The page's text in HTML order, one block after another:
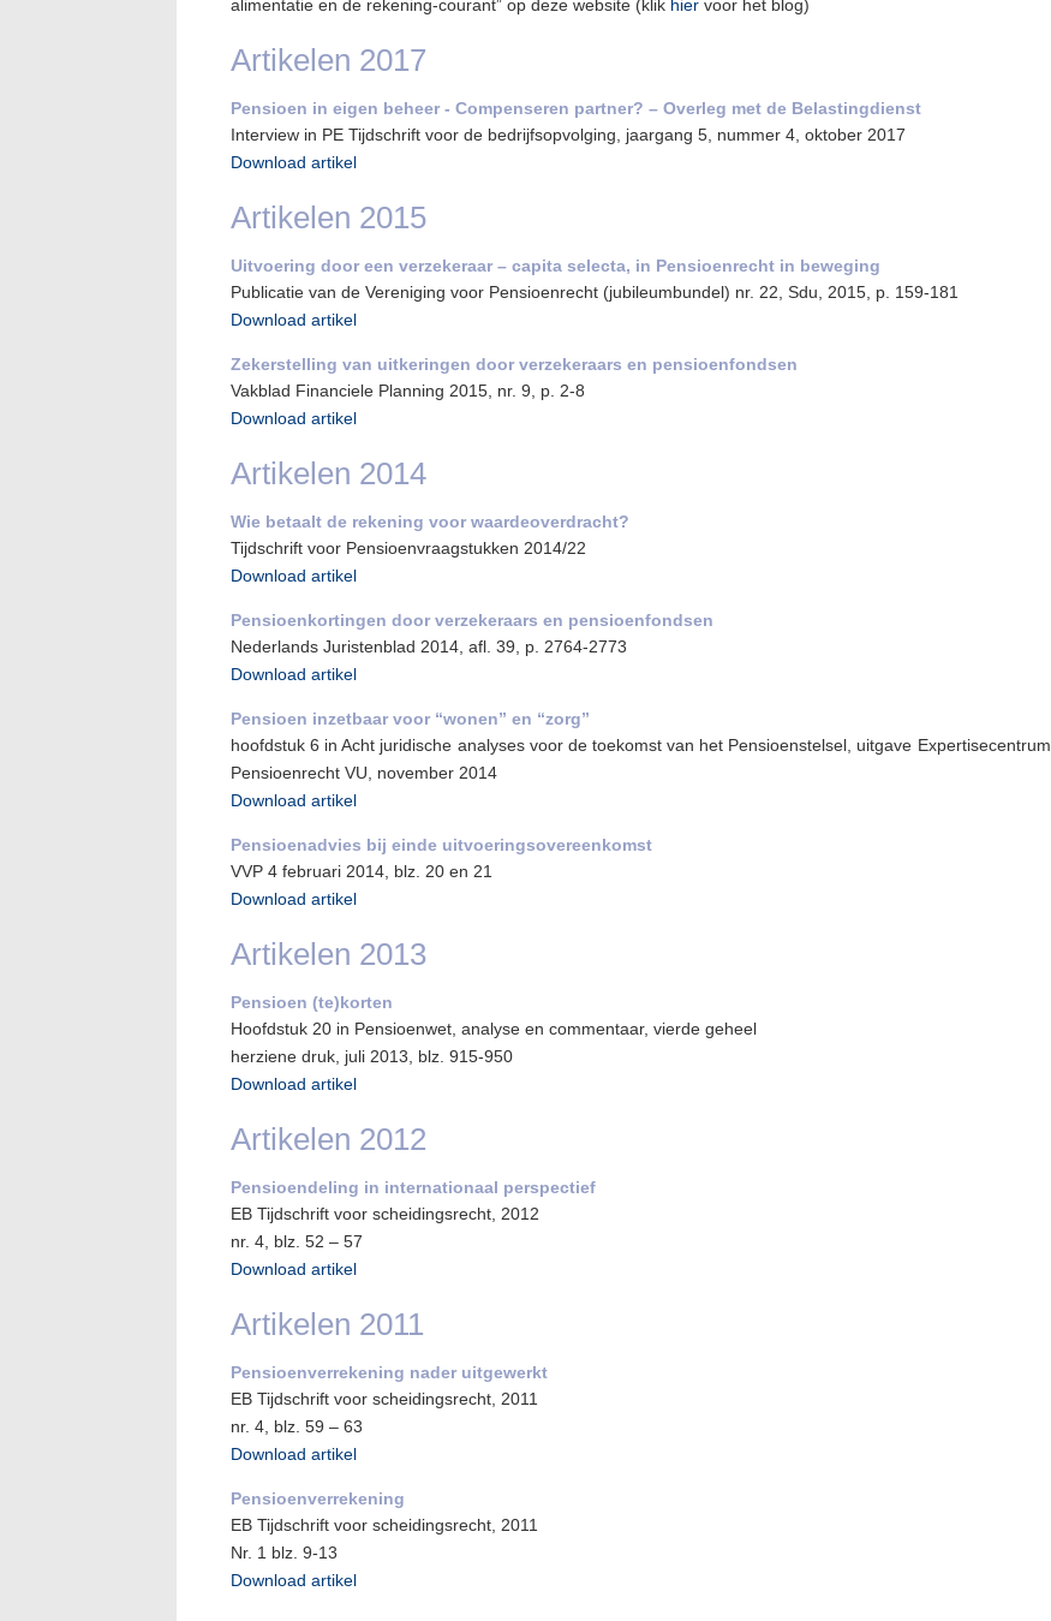
alimentatie en de rekening-courant” op deze website (klik hier voor het blog)
Artikelen 2017
Pensioen in eigen beheer - Compenseren partner? – Overleg met de Belastingdienst
Interview in PE Tijdschrift voor de bedrijfsopvolging, jaargang 5, nummer 4, oktober 2017
Download artikel
Artikelen 2015
Uitvoering door een verzekeraar – capita selecta, in Pensioenrecht in beweging
Publicatie van de Vereniging voor Pensioenrecht (jubileumbundel) nr. 22, Sdu, 2015, p. 159-181
Download artikel
Zekerstelling van uitkeringen door verzekeraars en pensioenfondsen
Vakblad Financiele Planning 2015, nr. 9, p. 2-8
Download artikel
Artikelen 2014
Wie betaalt de rekening voor waardeoverdracht?
Tijdschrift voor Pensioenvraagstukken 2014/22
Download artikel
Pensioenkortingen door verzekeraars en pensioenfondsen
Nederlands Juristenblad 2014, afl. 39, p. 2764-2773
Download artikel
Pensioen inzetbaar voor “wonen” en “zorg”
hoofdstuk 6 in Acht juridische analyses voor de toekomst van het Pensioenstelsel, uitgave Expertisecentrum
Pensioenrecht VU, november 2014
Download artikel
Pensioenadvies bij einde uitvoeringsovereenkomst
VVP 4 februari 2014, blz. 20 en 21
Download artikel
Artikelen 2013
Pensioen (te)korten
Hoofdstuk 20 in Pensioenwet, analyse en commentaar, vierde geheel
herziene druk, juli 2013, blz. 915-950
Download artikel
Artikelen 2012
Pensioendeling in internationaal perspectief
EB Tijdschrift voor scheidingsrecht, 2012
nr. 4, blz. 52 – 57
Download artikel
Artikelen 2011
Pensioenverrekening nader uitgewerkt
EB Tijdschrift voor scheidingsrecht, 2011
nr. 4, blz. 59 – 63
Download artikel
Pensioenverrekening
EB Tijdschrift voor scheidingsrecht, 2011
Nr. 1 blz. 9-13
Download artikel